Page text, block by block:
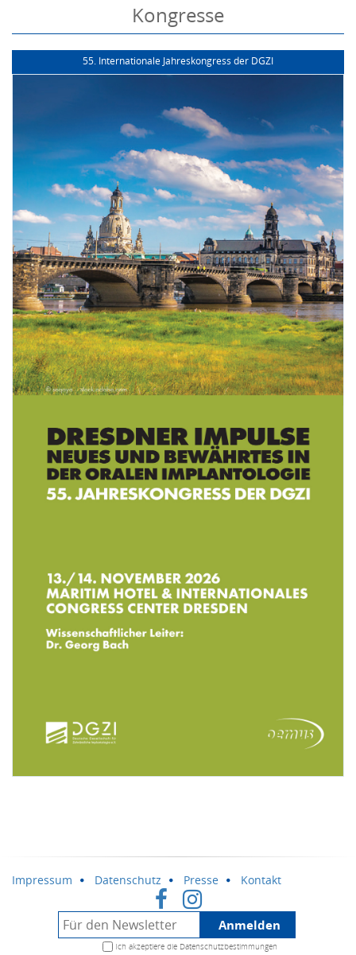
Kongresse
55. Internationale Jahreskongress der DGZI
Impressum Datenschutz Presse Kontakt
Anmelden
Ich akzeptiere die Datenschutzbestimmungen